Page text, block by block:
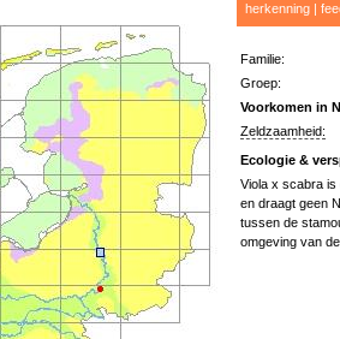
herkenning|
Familie:
Groep:
Voorkomen in
Zeldzaamheid:
Ecologie &
Viola x scabra is
en draagt geen
tussen de
omgeving van